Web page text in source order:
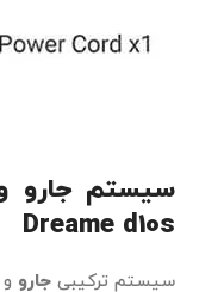
سیستم جارو
Dreame d10s
سیستم ترکیبیجارو و